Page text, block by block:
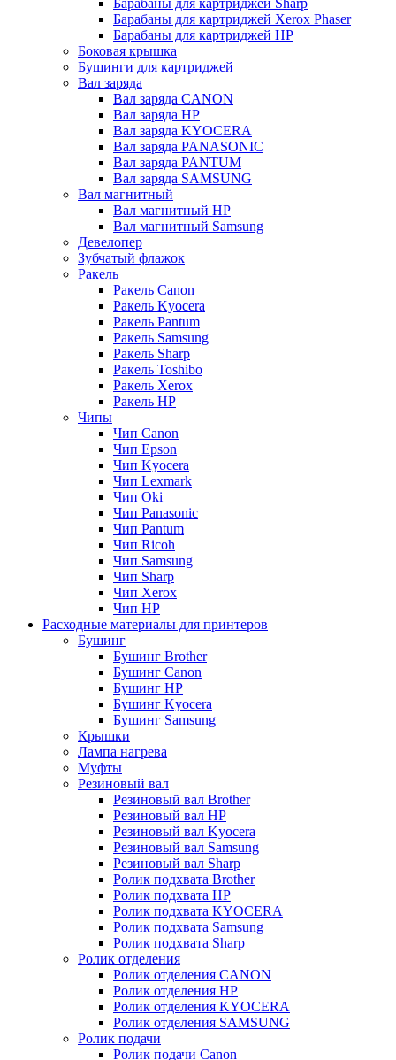
Барабаны для картриджей Sharp
Барабаны для картриджей Xerox Phaser
Барабаны для картриджей НР
Боковая крышка
Бушинги для картриджей
Вал заряда
Вал заряда CANON
Вал заряда HP
Вал заряда KYOCERA
Вал заряда PANASONIC
Вал заряда PANTUM
Вал заряда SAMSUNG
Вал магнитный
Вал магнитный HP
Вал магнитный Samsung
Девелопер
Зубчатый флажок
Ракель
Ракель Canon
Ракель Kyocera
Ракель Pantum
Ракель Samsung
Ракель Sharp
Ракель Toshibo
Ракель Xerox
Ракель НР
Чипы
Чип Canon
Чип Epson
Чип Kyocera
Чип Lexmark
Чип Oki
Чип Panasonic
Чип Pantum
Чип Ricoh
Чип Samsung
Чип Sharp
Чип Xerox
Чип НР
Расходные материалы для принтеров
Бушинг
Бушинг Brother
Бушинг Canon
Бушинг HP
Бушинг Kyocera
Бушинг Samsung
Крышки
Лампа нагрева
Муфты
Резиновый вал
Резиновый вал Brother
Резиновый вал HP
Резиновый вал Kyocera
Резиновый вал Samsung
Резиновый вал Sharp
Ролик подхвата Brother
Ролик подхвата HP
Ролик подхвата KYOCERA
Ролик подхвата Samsung
Ролик подхвата Sharp
Ролик отделения
Ролик отделения CANON
Ролик отделения HP
Ролик отделения KYOCERA
Ролик отделения SAMSUNG
Ролик подачи
Ролик подачи Canon